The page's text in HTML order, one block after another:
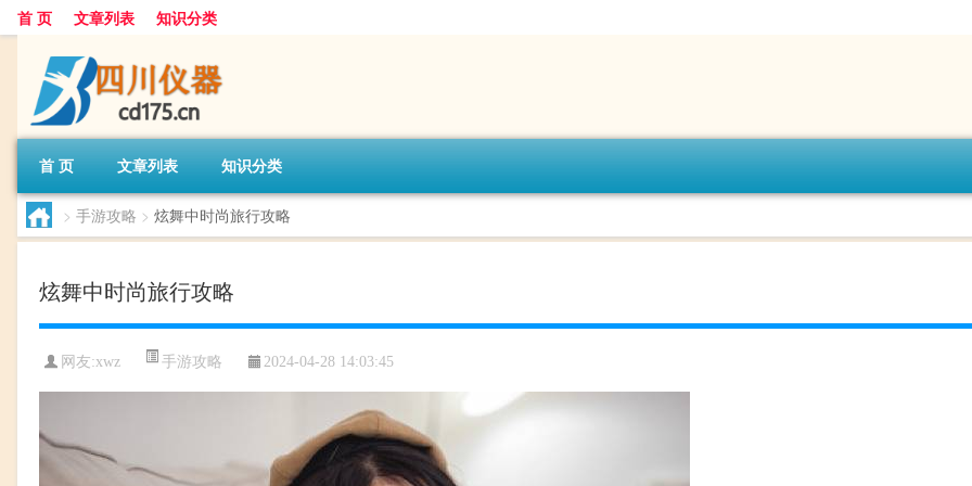
首 页 文章列表 知识分类
首 页 文章列表 知识分类
> 手游攻略 > 炫舞中时尚旅行攻略
炫舞中时尚旅行攻略
网友:xwz 手游攻略 2024-04-28 14:03:45